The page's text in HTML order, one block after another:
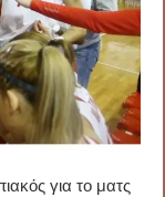
για το ματς